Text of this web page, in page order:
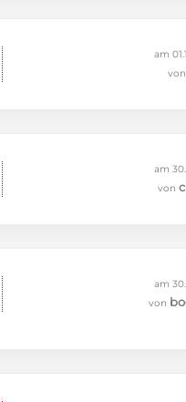
am
von
am
von
am
von